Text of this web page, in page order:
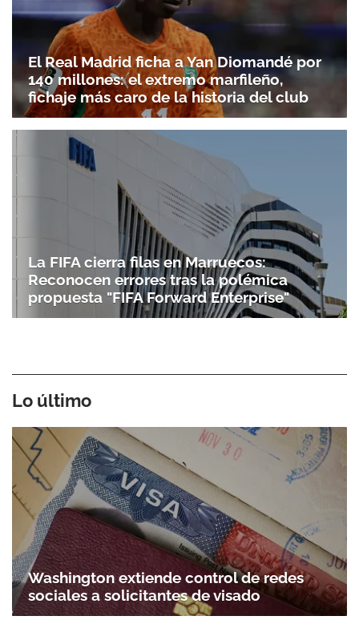
El Real Madrid ficha a Yan Diomandé por
140 millones: el extremo marfileño,
fichaje más caro de la historia del club
La FIFA cierra filas en Marruecos:
Reconocen errores tras la polémica
propuesta "FIFA Forward Enterprise"
Lo último
Washington extiende control de redes
sociales a solicitantes de visado